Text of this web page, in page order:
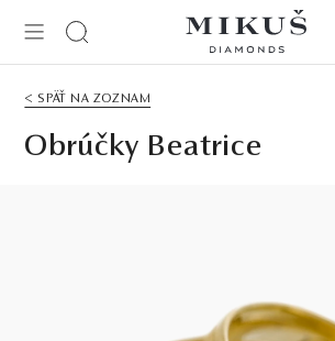
< SPÄŤ NA ZOZNAM
Obrúčky Beatrice